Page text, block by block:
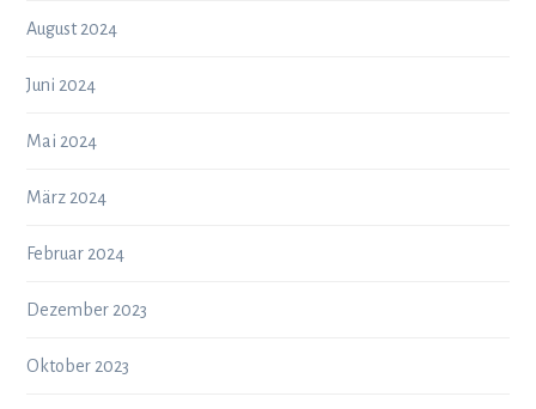
August 2024
Juni 2024
Mai 2024
März 2024
Februar 2024
Dezember 2023
Oktober 2023